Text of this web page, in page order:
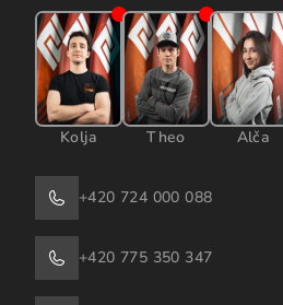
Kolja Theo Alča
+420 724 000 088
+420 775 350 347